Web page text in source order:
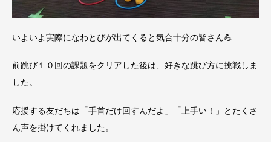
いよいよ実際になわとびが出てくると気合十分の皆さん💪
前跳び１０回の課題をクリアした後は、好きな跳び方に挑戦しま
した。
応援する友だちは「手首だけ回すんだよ」「上手い！」とたくさ
ん声を掛けてくれました。